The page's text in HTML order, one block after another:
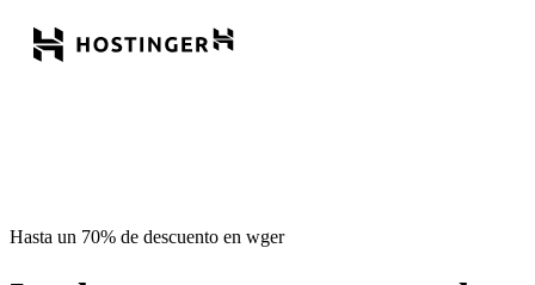
Hasta un 70% de descuento en wger